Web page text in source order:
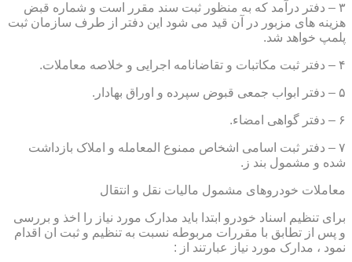
۳ – دفتر درآمد که به منظور ثبت سند مقرر است و شماره قبض
هزینه های مزبور در آن قید می شود این دفتر از طرف سازمان ثبت
پلمپ خواهد شد.
۴ – دفتر ثبت مکاتبات و تقاضانامه اجرایی و خلاصه معاملات.
۵ – دفتر ابواب جمعی قبوض سپرده و اوراق بهادار.
۶ – دفتر گواهی امضاء.
۷ – دفتر ثبت اسامی اشخاص ممنوع المعامله و املاک بازداشت
شده و مشمول بند ز.
معاملات خودروهای مشمول مالیات نقل و انتقال
برای تنظیم اسناد خودرو ابتدا باید مدارک مورد نیاز را اخذ و بررسی
و پس از تطابق با مقررات مربوطه نسبت به تنظیم و ثبت ان اقدام
نمود ، مدارک مورد نیاز عبارتند از :